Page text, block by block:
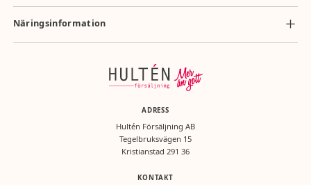
Ingredienser: dextros, glukossirap, klumpförebyggande medel
(magnesiumsalter av fettsyror, mono- och diglycerider av fettsyror), syra
Näringsinformation
Näringsvärde per 100g: energi 1574 kJ/371 kcal, fett 1,6g (varav mättat
ADRESS
Hultén Försäljning AB
Tegelbruksvägen 15
Kristianstad 291 36
KONTAKT